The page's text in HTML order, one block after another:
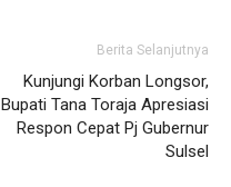
Berita Selanjutnya
Kunjungi Korban Longsor,
Bupati Tana Toraja Apresiasi
Respon Cepat Pj Gubernur
Sulsel